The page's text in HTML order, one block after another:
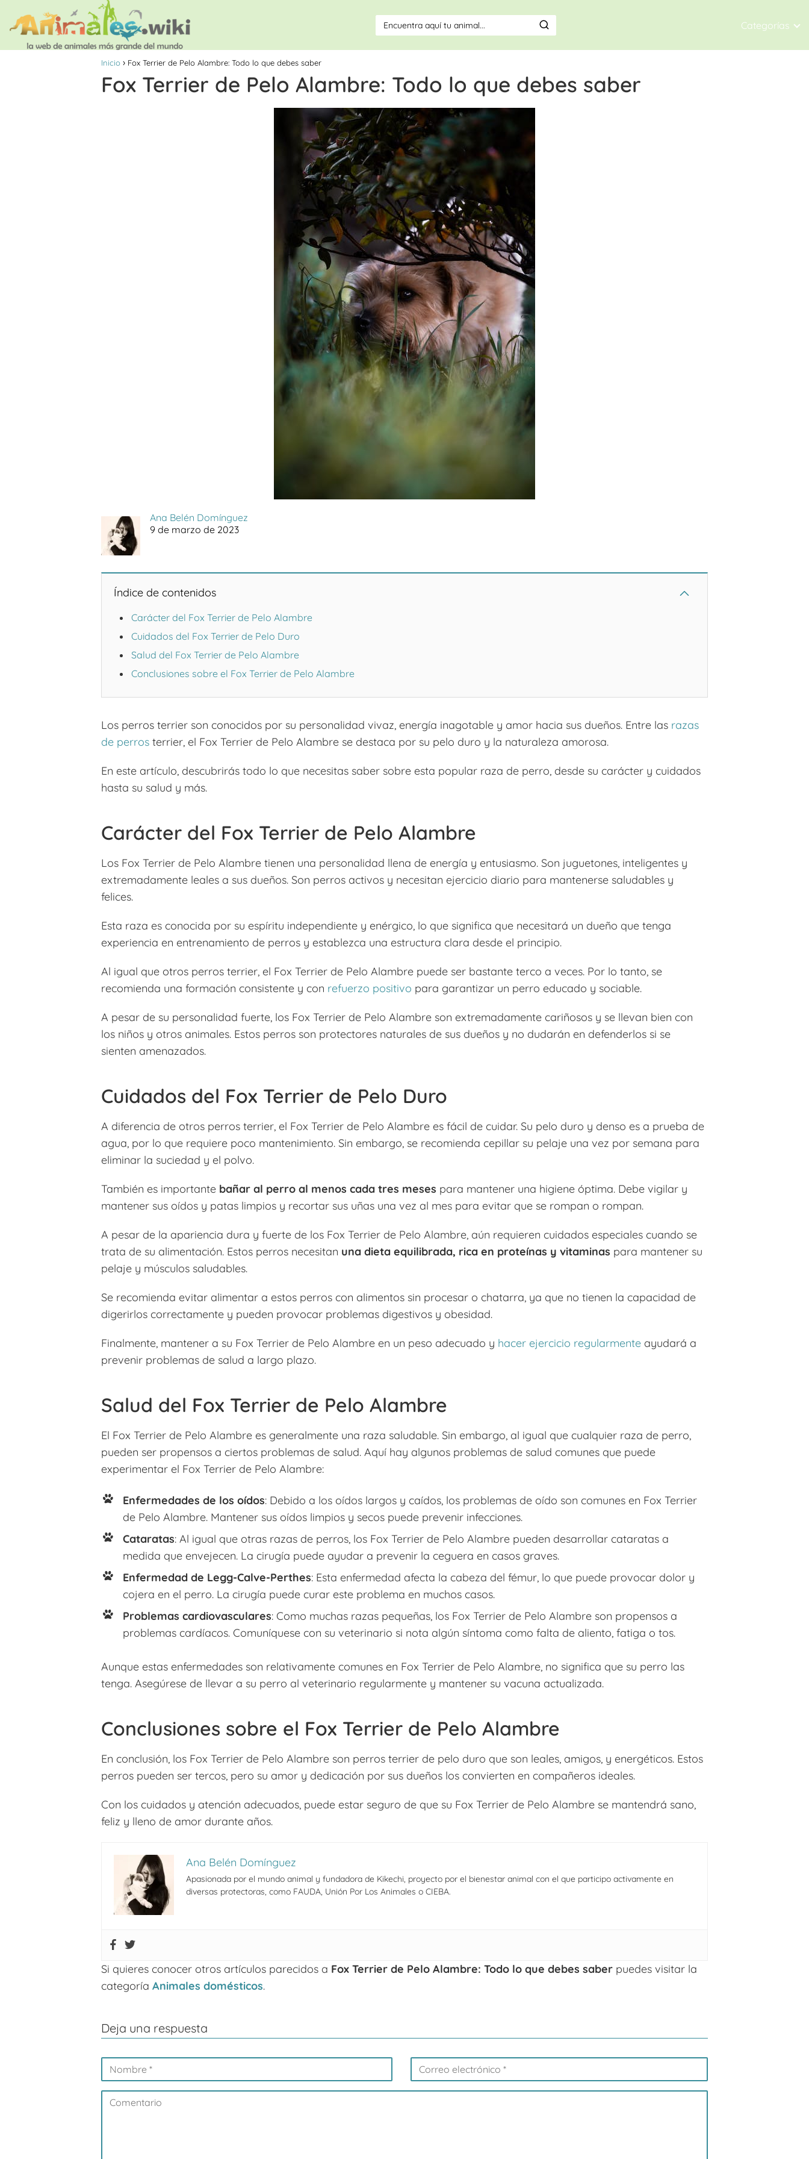
Categorías
Inicio Fox Terrier de Pelo Alambre: Todo lo que debes saber
Fox Terrier de Pelo Alambre: Todo lo que debes saber
Ana Belén Domínguez
9 de marzo de 2023
Índice de contenidos
Carácter del Fox Terrier de Pelo Alambre
Cuidados del Fox Terrier de Pelo Duro
Salud del Fox Terrier de Pelo Alambre
Conclusiones sobre el Fox Terrier de Pelo Alambre
Los perros terrier son conocidos por su personalidad vivaz, energía inagotable y amor hacia sus dueños. Entre las razas
de perros terrier, el Fox Terrier de Pelo Alambre se destaca por su pelo duro y la naturaleza amorosa.
En este artículo, descubrirás todo lo que necesitas saber sobre esta popular raza de perro, desde su carácter y cuidados
hasta su salud y más.
Carácter del Fox Terrier de Pelo Alambre
Los Fox Terrier de Pelo Alambre tienen una personalidad llena de energía y entusiasmo. Son juguetones, inteligentes y
extremadamente leales a sus dueños. Son perros activos y necesitan ejercicio diario para mantenerse saludables y
felices.
Esta raza es conocida por su espíritu independiente y enérgico, lo que significa que necesitará un dueño que tenga
experiencia en entrenamiento de perros y establezca una estructura clara desde el principio.
Al igual que otros perros terrier, el Fox Terrier de Pelo Alambre puede ser bastante terco a veces. Por lo tanto, se
recomienda una formación consistente y con refuerzo positivo para garantizar un perro educado y sociable.
A pesar de su personalidad fuerte, los Fox Terrier de Pelo Alambre son extremadamente cariñosos y se llevan bien con
los niños y otros animales. Estos perros son protectores naturales de sus dueños y no dudarán en defenderlos si se
sienten amenazados.
Cuidados del Fox Terrier de Pelo Duro
A diferencia de otros perros terrier, el Fox Terrier de Pelo Alambre es fácil de cuidar. Su pelo duro y denso es a prueba de
agua, por lo que requiere poco mantenimiento. Sin embargo, se recomienda cepillar su pelaje una vez por semana para
eliminar la suciedad y el polvo.
También es importante bañar al perro al menos cada tres meses para mantener una higiene óptima. Debe vigilar y
mantener sus oídos y patas limpios y recortar sus uñas una vez al mes para evitar que se rompan o rompan.
A pesar de la apariencia dura y fuerte de los Fox Terrier de Pelo Alambre, aún requieren cuidados especiales cuando se
trata de su alimentación. Estos perros necesitan una dieta equilibrada, rica en proteínas y vitaminas para mantener su
pelaje y músculos saludables.
Se recomienda evitar alimentar a estos perros con alimentos sin procesar o chatarra, ya que no tienen la capacidad de
digerirlos correctamente y pueden provocar problemas digestivos y obesidad.
Finalmente, mantener a su Fox Terrier de Pelo Alambre en un peso adecuado y hacer ejercicio regularmente ayudará a
prevenir problemas de salud a largo plazo.
Salud del Fox Terrier de Pelo Alambre
El Fox Terrier de Pelo Alambre es generalmente una raza saludable. Sin embargo, al igual que cualquier raza de perro,
pueden ser propensos a ciertos problemas de salud. Aquí hay algunos problemas de salud comunes que puede
experimentar el Fox Terrier de Pelo Alambre:
Enfermedades de los oídos: Debido a los oídos largos y caídos, los problemas de oído son comunes en Fox Terrier
de Pelo Alambre. Mantener sus oídos limpios y secos puede prevenir infecciones.
Cataratas: Al igual que otras razas de perros, los Fox Terrier de Pelo Alambre pueden desarrollar cataratas a
medida que envejecen. La cirugía puede ayudar a prevenir la ceguera en casos graves.
Enfermedad de Legg-Calve-Perthes: Esta enfermedad afecta la cabeza del fémur, lo que puede provocar dolor y
cojera en el perro. La cirugía puede curar este problema en muchos casos.
Problemas cardiovasculares: Como muchas razas pequeñas, los Fox Terrier de Pelo Alambre son propensos a
problemas cardíacos. Comuníquese con su veterinario si nota algún síntoma como falta de aliento, fatiga o tos.
Aunque estas enfermedades son relativamente comunes en Fox Terrier de Pelo Alambre, no significa que su perro las
tenga. Asegúrese de llevar a su perro al veterinario regularmente y mantener su vacuna actualizada.
Conclusiones sobre el Fox Terrier de Pelo Alambre
En conclusión, los Fox Terrier de Pelo Alambre son perros terrier de pelo duro que son leales, amigos, y energéticos. Estos
perros pueden ser tercos, pero su amor y dedicación por sus dueños los convierten en compañeros ideales.
Con los cuidados y atención adecuados, puede estar seguro de que su Fox Terrier de Pelo Alambre se mantendrá sano,
feliz y lleno de amor durante años.
Ana Belén Domínguez
Apasionada por el mundo animal y fundadora de Kikechi, proyecto por el bienestar animal con el que participo activamente en
diversas protectoras, como FAUDA, Unión Por Los Animales o CIEBA.
Si quieres conocer otros artículos parecidos a Fox Terrier de Pelo Alambre: Todo lo que debes saber puedes visitar la
categoría Animales domésticos.
Deja una respuesta